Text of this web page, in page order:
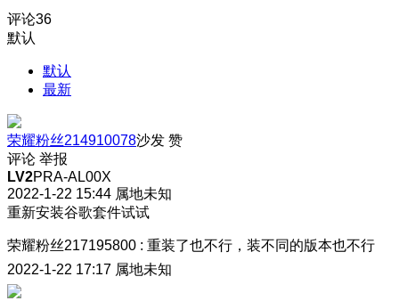
评论36
默认
默认
最新
荣耀粉丝214910078沙发 赞
评论 举报
LV2PRA-AL00X
2022-1-22 15:44 属地未知
重新安装谷歌套件试试
荣耀粉丝217195800 : 重装了也不行，装不同的版本也不行
2022-1-22 17:17 属地未知